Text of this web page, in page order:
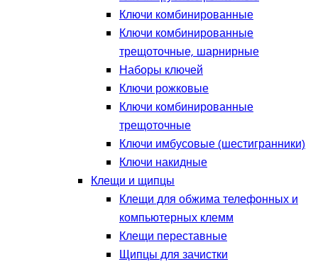
Ключи комбинированные
Ключи комбинированные
трещоточные, шарнирные
Наборы ключей
Ключи рожковые
Ключи комбинированные
трещоточные
Ключи имбусовые (шестигранники)
Ключи накидные
Клещи и щипцы
Клещи для обжима телефонных и
компьютерных клемм
Клещи переставные
Щипцы для зачистки